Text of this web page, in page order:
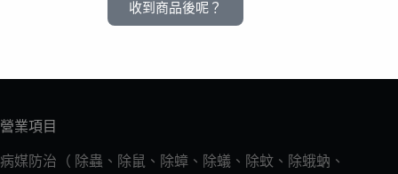
收到商品後呢？
營業項目
病媒防治（ 除蟲、除鼠、除蟑、除蟻、除蚊、除蛾蚋、